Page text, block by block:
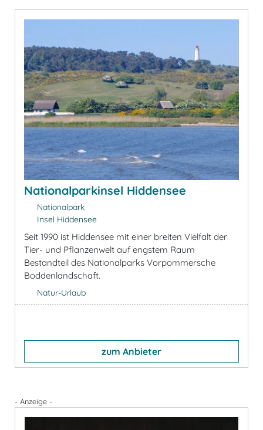
Nationalparkinsel Hiddensee
Nationalpark
Insel Hiddensee
Seit 1990 ist Hiddensee mit einer breiten Vielfalt der
Tier- und Pflanzenwelt auf engstem Raum
Bestandteil des Nationalparks Vorpommersche
Boddenlandschaft.
Natur-Urlaub
zum Anbieter
- Anzeige -